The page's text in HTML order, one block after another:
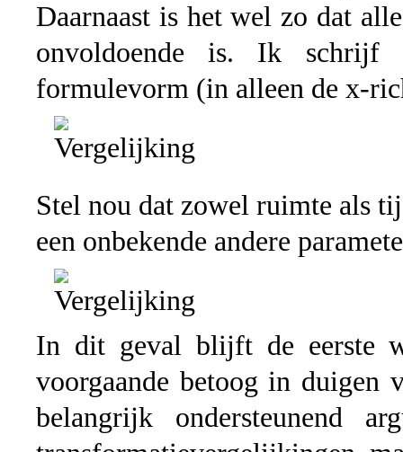
Daarnaast is het wel zo dat
onvoldoende is. Ik schrijf
formulevorm (in alleen de x-
Stel nou dat zowel ruimte als
een onbekende andere
In dit geval blijft de eerste
voorgaande betoog in duigen
belangrijk ondersteunend